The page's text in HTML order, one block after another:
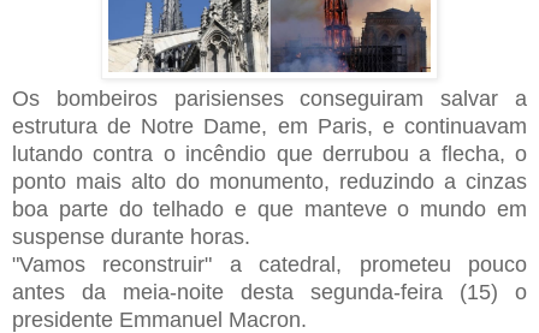
Os bombeiros parisienses conseguiram salvar a
estrutura de Notre Dame, em Paris, e continuavam
lutando contra o incêndio que derrubou a flecha, o
ponto mais alto do monumento, reduzindo a cinzas
boa parte do telhado e que manteve o mundo em
suspense durante horas.
"Vamos reconstruir" a catedral, prometeu pouco
antes da meia-noite desta segunda-feira (15) o
presidente Emmanuel Macron.